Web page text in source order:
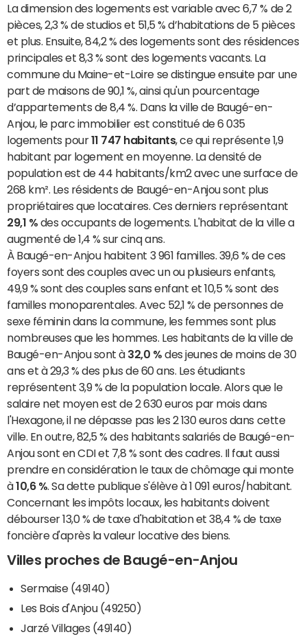
La dimension des logements est variable avec 6,7 % de 2
pièces, 2,3 % de studios et 51,5 % d’habitations de 5 pièces
et plus. Ensuite, 84,2 % des logements sont des résidences
principales et 8,3 % sont des logements vacants. La
commune du Maine-et-Loire se distingue ensuite par une
part de maisons de 90,1 %, ainsi qu'un pourcentage
d’appartements de 8,4 %. Dans la ville de Baugé-en-
Anjou, le parc immobilier est constitué de 6 035
logements pour11 747 habitants, ce qui représente 1,9
habitant par logement en moyenne. La densité de
population est de 44 habitants/km2 avec une surface de
268 km². Les résidents de Baugé-en-Anjou sont plus
propriétaires que locataires. Ces derniers représentant
29,1 % des occupants de logements. L'habitat de la ville a
augmenté de 1,4 % sur cinq ans.
À Baugé-en-Anjou habitent 3 961 familles. 39,6 % de ces
foyers sont des couples avec un ou plusieurs enfants,
49,9 % sont des couples sans enfant et 10,5 % sont des
familles monoparentales. Avec 52,1 % de personnes de
sexe féminin dans la commune, les femmes sont plus
nombreuses que les hommes. Les habitants de la ville de
Baugé-en-Anjou sont à 32,0 % des jeunes de moins de 30
ans et à 29,3 % des plus de 60 ans. Les étudiants
représentent 3,9 % de la population locale. Alors que le
salaire net moyen est de 2 630 euros par mois dans
l'Hexagone, il ne dépasse pas les 2 130 euros dans cette
ville. En outre, 82,5 % des habitants salariés de Baugé-en-
Anjou sont en CDI et 7,8 % sont des cadres. Il faut aussi
prendre en considération le taux de chômage qui monte
à10,6 % . Sa dette publique s'élève à 1 091 euros/habitant.
Concernant les impôts locaux, les habitants doivent
débourser 13,0 % de taxe d'habitation et 38,4 % de taxe
foncière d'après la valeur locative des biens.
Villes proches de Baugé-en-Anjou
Sermaise (49140)
Les Bois d'Anjou (49250)
Jarzé Villages (49140)